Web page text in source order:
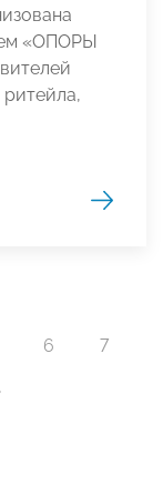
«ОПОРЫ
6 7